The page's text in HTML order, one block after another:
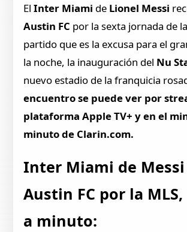
El Inter Miami de Lionel Messi
Austin FC por la sexta jornada de la
partido que es la excusa para el
la noche, la inauguración del Nu
nuevo estadio de la franquicia
encuentro se puede ver por
plataforma Apple TV+ y en el
minuto de Clarin.com.
Inter Miami de Messi
Austin FC por la
a minuto: